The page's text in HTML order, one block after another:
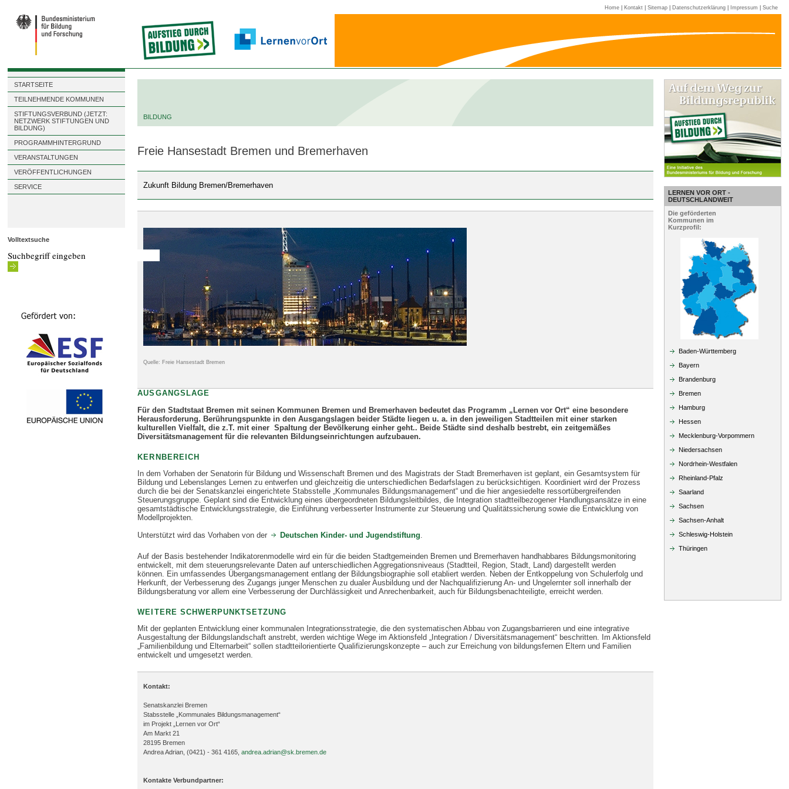
Home| Kontakt| Sitemap| Datenschutzerklärung| Impressum Suche
BILDUNG
Freie Hansestadt Bremen und Bremerhaven
Zukunft Bildung Bremen/Bremerhaven
Quelle: Freie Hansestadt Bremen
AUSGANGSLAGE
Für den Stadtstaat Bremen mit seinen Kommunen Bremen und Bremerhaven bedeutet das Programm „Lernen vor Ort“ eine besondere
Herausforderung. Berührungspunkte in den Ausgangslagen beider Städte liegen u. a. in den jeweiligen Stadtteilen mit einer starken
kulturellen Vielfalt, die z.T. mit einer Spaltung der Bevölkerung einher geht.. Beide Städte sind deshalb bestrebt, ein zeitgemäßes
Diversitätsmanagement für die relevanten Bildungseinrichtungen aufzubauen.
KERNBEREICH
In dem Vorhaben der Senatorin für Bildung und Wissenschaft Bremen und des Magistrats der Stadt Bremerhaven ist geplant, ein Gesamtsystem für
Bildung und Lebenslanges Lernen zu entwerfen und gleichzeitig die unterschiedlichen Bedarfslagen zu berücksichtigen. Koordiniert wird der Prozess
durch die bei der Senatskanzlei eingerichtete Stabsstelle „Kommunales Bildungsmanagement“ und die hier angesiedelte ressortübergreifenden
Steuerungsgruppe. Geplant sind die Entwicklung eines übergeordneten Bildungsleitbildes, die Integration stadtteilbezogener Handlungsansätze in eine
gesamtstädtische Entwicklungsstrategie, die Einführung verbesserter Instrumente zur Steuerung und Qualitätssicherung sowie die Entwicklung von
Modellprojekten.
Unterstützt wird das Vorhaben von der
Deutschen Kinder- und Jugendstiftung.
Auf der Basis bestehender Indikatorenmodelle wird ein für die beiden Stadtgemeinden Bremen und Bremerhaven handhabbares Bildungsmonitoring
entwickelt, mit dem steuerungsrelevante Daten auf unterschiedlichen Aggregationsniveaus (Stadtteil, Region, Stadt, Land) dargestellt werden
können. Ein umfassendes Übergangsmanagement entlang der Bildungsbiographie soll etabliert werden. Neben der Entkoppelung von Schulerfolg und
Herkunft, der Verbesserung des Zugangs junger Menschen zu dualer Ausbildung und der Nachqualifizierung An- und Ungelernter soll innerhalb der
Bildungsberatung vor allem eine Verbesserung der Durchlässigkeit und Anrechenbarkeit, auch für Bildungsbenachteiligte, erreicht werden.
WEITERE SCHWERPUNKTSETZUNG
Mit der geplanten Entwicklung einer kommunalen Integrationsstrategie, die den systematischen Abbau von Zugangsbarrieren und eine integrative
Ausgestaltung der Bildungslandschaft anstrebt, werden wichtige Wege im Aktionsfeld „Integration / Diversitätsmanagement“ beschritten. Im Aktionsfeld
„Familienbildung und Elternarbeit“ sollen stadtteilorientierte Qualifizierungskonzepte – auch zur Erreichung von bildungsfernen Eltern und Familien
entwickelt und umgesetzt werden.
Kontakt:
Senatskanzlei Bremen
Stabsstelle „Kommunales Bildungsmanagement“
im Projekt „Lernen vor Ort“
Am Markt 21
28195 Bremen
Andrea Adrian, (0421) - 361 4165,andrea.adrian@sk.bremen.de
Kontakte Verbundpartner:
LERNEN VOR ORT -
DEUTSCHLANDWEIT
Die geförderten
Kommunen im
Kurzprofil:
Baden-Württemberg
Bayern
Brandenburg
Bremen
Hamburg
Hessen
Mecklenburg-Vorpommern
Niedersachsen
Nordrhein-Westfalen
Rheinland-Pfalz
Saarland
Sachsen
Sachsen-Anhalt
Schleswig-Holstein
Thüringen
STARTSEITE
TEILNEHMENDE KOMMUNEN
STIFTUNGSVERBUND (JETZT:
NETZWERK STIFTUNGEN UND
BILDUNG)
PROGRAMMHINTERGRUND
VERANSTALTUNGEN
VERÖFFENTLICHUNGEN
SERVICE
Volltextsuche